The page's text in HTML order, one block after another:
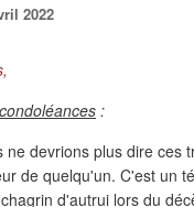
2022
:
ne devrions plus dire ces
de quelqu'un. C'est un
d'autrui lors du